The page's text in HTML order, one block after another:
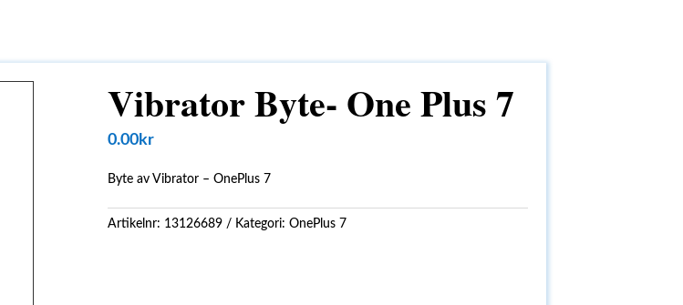
Vibrator Byte- One Plus 7
0.00kr
Byte av Vibrator – OnePlus 7
Artikelnr: 13126689 Kategori: OnePlus 7